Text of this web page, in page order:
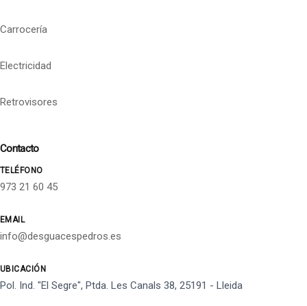
Carrocería
Electricidad
Retrovisores
Contacto
TELÉFONO
973 21 60 45
EMAIL
info@desguacespedros.es
UBICACIÓN
Pol. Ind. "El Segre", Ptda. Les Canals 38, 25191 - Lleida